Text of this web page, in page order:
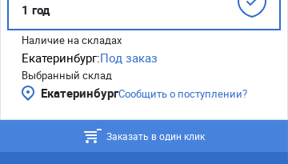
1 год
Наличие на складах
Екатеринбург:Под заказ
Выбранный склад
ЕкатеринбургСообщить о поступлении?
Заказать в один клик